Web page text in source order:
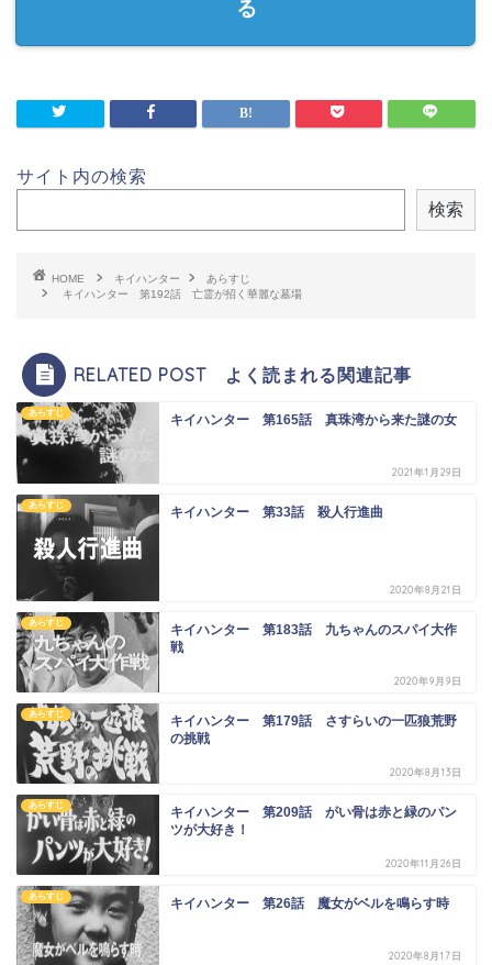
る
サイト内の検索
検索
HOME キイハンター
あらすじ
キイハンター 第192話 亡霊が招く華麗な墓場
RELATED POST よく読まれる関連記事
あらすじ キイハンター 第165話 真珠湾から来た謎の女
2021年1月29日
あらすじ キイハンター 第33話 殺人行進曲
2020年8月21日
あらすじ
キイハンター 第183話 九ちゃんのスパイ大作
戦
2020年9月9日
あらすじ
キイハンター 第179話 さすらいの一匹狼荒野
の挑戦
2020年8月13日
あらすじ
キイハンター 第209話 がい骨は赤と緑のパン
ツが大好き！
2020年11月26日
あらすじ キイハンター 第26話 魔女がベルを鳴らす時
2020年8月17日